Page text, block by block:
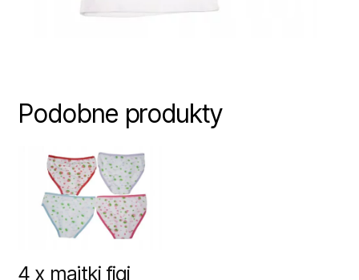
Podobne produkty
4 x majtki figi